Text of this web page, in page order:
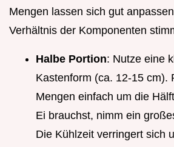
Mengen lassen sich gut
Verhältnis der Komponenten
Halbe Portion: Nutze eine
Kastenform (ca. 12-15 cm).
Mengen einfach um die
Ei brauchst, nimm ein
Die Kühlzeit verringert sich